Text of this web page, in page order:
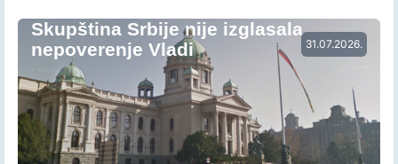
31.07.2026.
Skupština Srbije nije izglasala
nepoverenje Vladi